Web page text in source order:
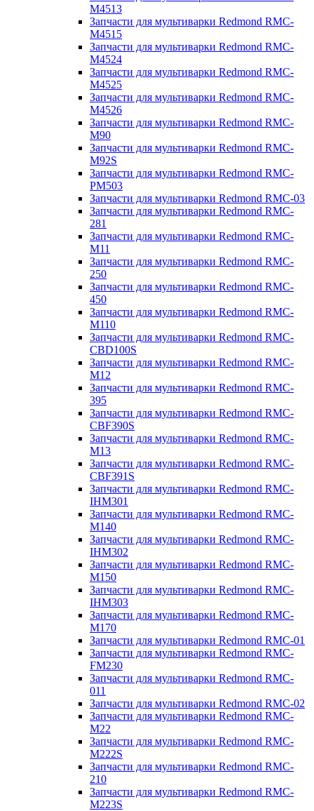
M4513
Запчасти для мультиварки Redmond RMC-
M4515
Запчасти для мультиварки Redmond RMC-
M4524
Запчасти для мультиварки Redmond RMC-
M4525
Запчасти для мультиварки Redmond RMC-
M4526
Запчасти для мультиварки Redmond RMC-
M90
Запчасти для мультиварки Redmond RMC-
M92S
Запчасти для мультиварки Redmond RMC-
PM503
Запчасти для мультиварки Redmond RMC-03
Запчасти для мультиварки Redmond RMC-
281
Запчасти для мультиварки Redmond RMC-
M11
Запчасти для мультиварки Redmond RMC-
250
Запчасти для мультиварки Redmond RMC-
450
Запчасти для мультиварки Redmond RMC-
M110
Запчасти для мультиварки Redmond RMC-
CBD100S
Запчасти для мультиварки Redmond RMC-
M12
Запчасти для мультиварки Redmond RMC-
395
Запчасти для мультиварки Redmond RMC-
CBF390S
Запчасти для мультиварки Redmond RMC-
M13
Запчасти для мультиварки Redmond RMC-
CBF391S
Запчасти для мультиварки Redmond RMC-
IHM301
Запчасти для мультиварки Redmond RMC-
M140
Запчасти для мультиварки Redmond RMC-
IHM302
Запчасти для мультиварки Redmond RMC-
M150
Запчасти для мультиварки Redmond RMC-
IHM303
Запчасти для мультиварки Redmond RMC-
M170
Запчасти для мультиварки Redmond RMC-01
Запчасти для мультиварки Redmond RMC-
FM230
Запчасти для мультиварки Redmond RMC-
011
Запчасти для мультиварки Redmond RMC-02
Запчасти для мультиварки Redmond RMC-
M22
Запчасти для мультиварки Redmond RMC-
M222S
Запчасти для мультиварки Redmond RMC-
210
Запчасти для мультиварки Redmond RMC-
M223S